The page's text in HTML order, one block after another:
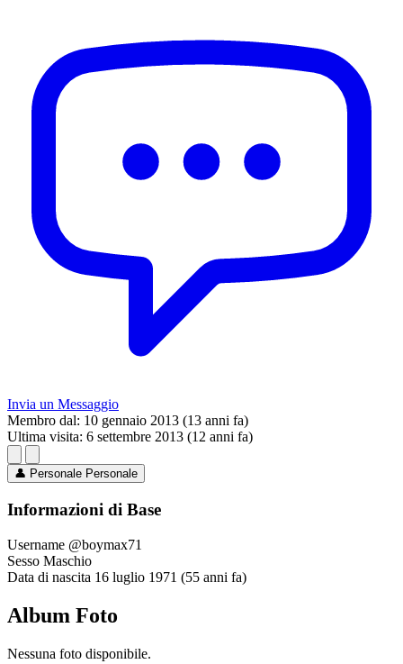
Invia un Messaggio
Membro dal: 10 gennaio 2013 (13 anni fa)
Ultima visita: 6 settembre 2013 (12 anni fa)
👤 Personale Personale
Informazioni di Base
Username @boymax71
Sesso Maschio
Data di nascita 16 luglio 1971 (55 anni fa)
Album Foto
Nessuna foto disponibile.